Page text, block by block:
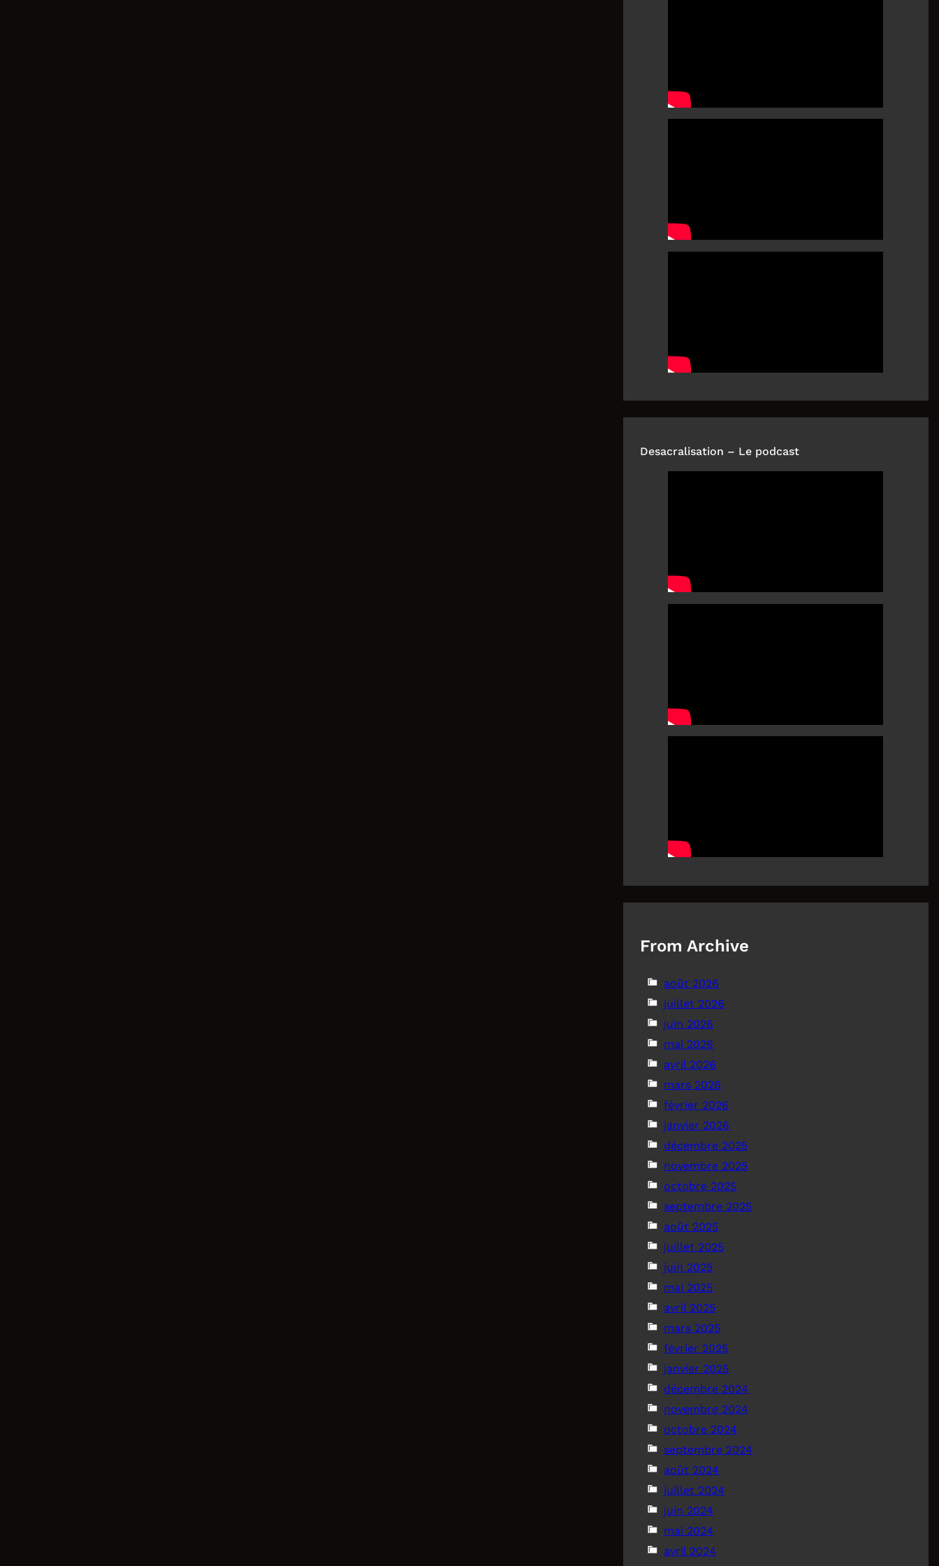
Desacralisation – Le podcast
From Archive
août 2026
juillet 2026
juin 2026
mai 2026
avril 2026
mars 2026
février 2026
janvier 2026
décembre 2025
novembre 2025
octobre 2025
septembre 2025
août 2025
juillet 2025
juin 2025
mai 2025
avril 2025
mars 2025
février 2025
janvier 2025
décembre 2024
novembre 2024
octobre 2024
septembre 2024
août 2024
juillet 2024
juin 2024
mai 2024
avril 2024